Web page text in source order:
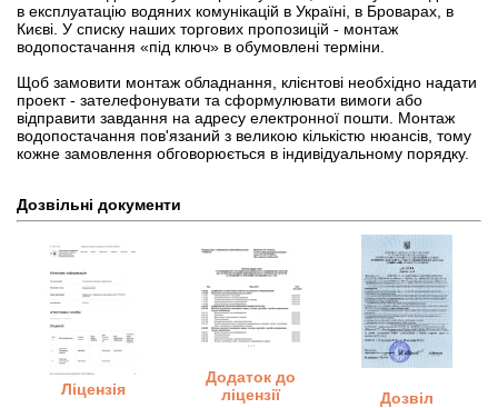
в експлуатацію водяних комунікацій в Україні, в Броварах, в
Києві. У списку наших торгових пропозицій - монтаж
водопостачання «під ключ» в обумовлені терміни.
Щоб замовити монтаж обладнання, клієнтові необхідно надати
проект - зателефонувати та сформулювати вимоги або
відправити завдання на адресу електронної пошти. Монтаж
водопостачання пов'язаний з великою кількістю нюансів, тому
кожне замовлення обговорюється в індивідуальному порядку.
Дозвільні документи
Ліцензія
Додаток до
ліцензії
Дозвіл